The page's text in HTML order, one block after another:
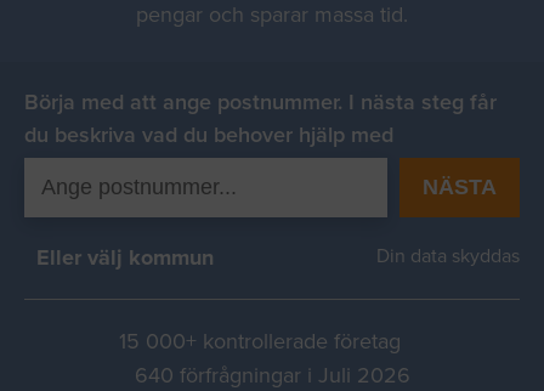
pengar och sparar massa tid.
Börja med att ange postnummer. I nästa steg får
du beskriva vad du behover hjälp med
NÄSTA
Eller välj kommun Din data skyddas
15 000+ kontrollerade företag
640 förfrågningar i Juli 2026